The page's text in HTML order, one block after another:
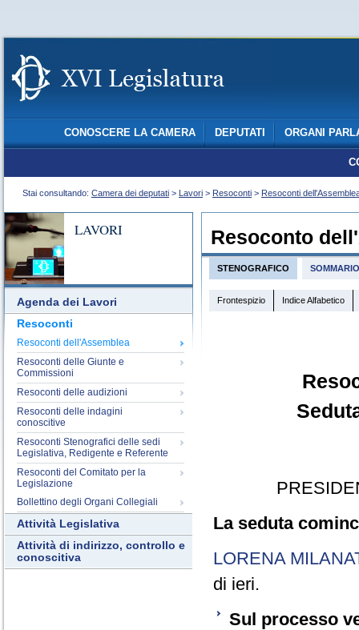
CONOSCERE LA CAMERA DEPUTATI ORGANI
Stai consultando: Camera dei deputati > Lavori > Resoconti > Resoconti
LAVORI
Agenda dei Lavori
Resoconti
Resoconti dell'Assemblea
Resoconti delle Giunte e
Commissioni
Resoconti delle audizioni
Resoconti delle indagini
conoscitive
Resoconti Stenografici delle sedi
Legislativa, Redigente e Referente
Resoconti del Comitato per la
Legislazione
Bollettino degli Organi Collegiali
Attività Legislativa
Attività di indirizzo, controllo e
conoscitiva
Resoconto
STENOGRAFICO SOMMARIO
Frontespizio Indice Alfabetico
La seduta
LORENA
di ieri.
Sul processo